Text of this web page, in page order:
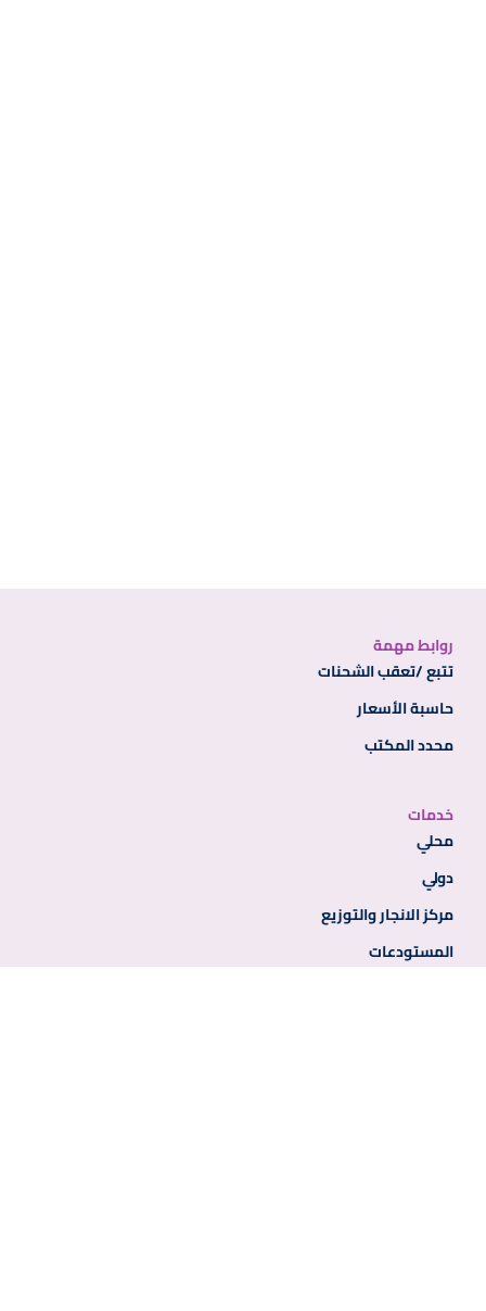
روابط مهمة
تتبع /تعقب الشحنات
حاسبة الأسعار
محدد المكتب
خدمات
محلي
دولي
مركز الانجار والتوزيع
المستودعات